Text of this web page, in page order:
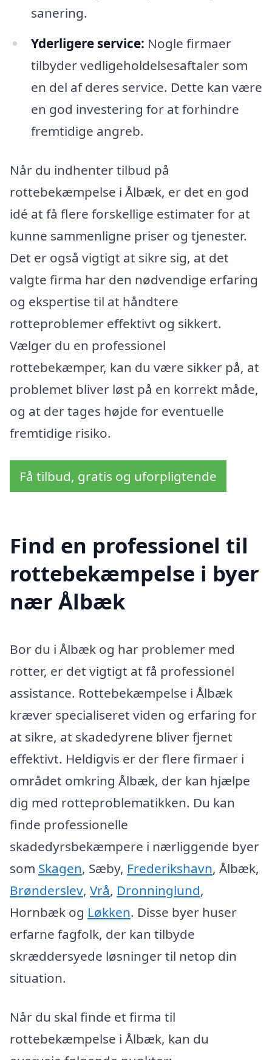
sanering.
Yderligere service: Nogle firmaer
tilbyder vedligeholdelsesaftaler som
en del af deres service. Dette kan være
en god investering for at forhindre
fremtidige angreb.
Når du indhenter tilbud på
rottebekæmpelse i Ålbæk, er det en god
idé at få flere forskellige estimater for at
kunne sammenligne priser og tjenester.
Det er også vigtigt at sikre sig, at det
valgte firma har den nødvendige erfaring
og ekspertise til at håndtere
rotteproblemer effektivt og sikkert.
Vælger du en professionel
rottebekæmper, kan du være sikker på, at
problemet bliver løst på en korrekt måde,
og at der tages højde for eventuelle
fremtidige risiko.
Få tilbud, gratis og uforpligtende
Find en professionel til
rottebekæmpelse i byer
nær Ålbæk
Bor du i Ålbæk og har problemer med
rotter, er det vigtigt at få professionel
assistance. Rottebekæmpelse i Ålbæk
kræver specialiseret viden og erfaring for
at sikre, at skadedyrene bliver fjernet
effektivt. Heldigvis er der flere firmaer i
området omkring Ålbæk, der kan hjælpe
dig med rotteproblematikken. Du kan
finde professionelle
skadedyrsbekæmpere i nærliggende byer
som Skagen, Sæby, Frederikshavn, Ålbæk,
Brønderslev, Vrå, Dronninglund,
Hornbæk og Løkken. Disse byer huser
erfarne fagfolk, der kan tilbyde
skræddersyede løsninger til netop din
situation.
Når du skal finde et firma til
rottebekæmpelse i Ålbæk, kan du